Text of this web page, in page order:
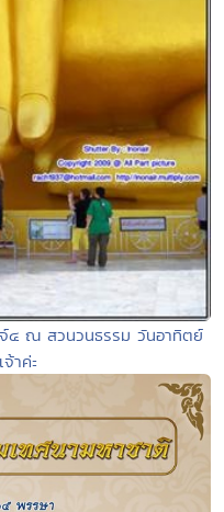
๔ ณ สวนวนธรรม วันอาทิตย์
าค่ะ